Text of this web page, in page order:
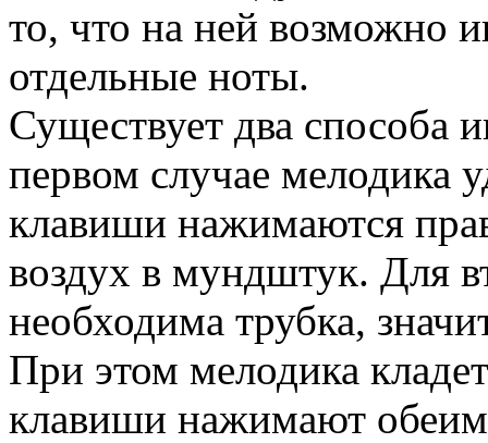
то, что на ней возможно
отдельные ноты.
Существует два способа
первом случае мелодика
клавиши нажимаются
воздух в мундштук. Для
необходима трубка,
При этом мелодика
клавиши нажимают